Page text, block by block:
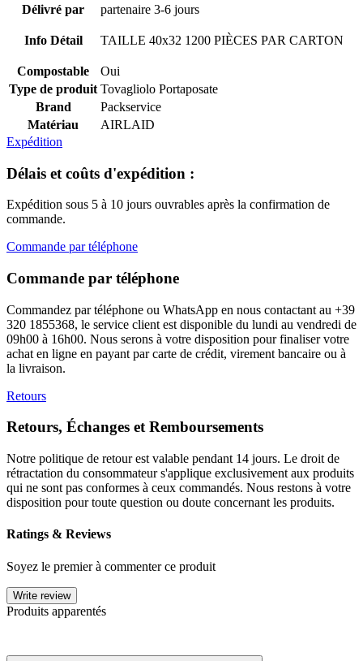
Délivré par
partenaire 3-6 jours
Info Détail TAILLE 40x32 1200 PIÈCES PAR CARTON
Compostable
Oui
Type de produit Tovagliolo Portaposate
Brand
Packservice
Matériau
AIRLAID
Expédition
Délais et coûts d'expédition :
Expédition sous 5 à 10 jours ouvrables après la confirmation de
commande.
Commande par téléphone
Commande par téléphone
Commandez par téléphone ou WhatsApp en nous contactant au +39
320 1855368, le service client est disponible du lundi au vendredi de
09h00 à 16h00. Nous serons à votre disposition pour finaliser votre
achat en ligne en payant par carte de crédit, virement bancaire ou à
la livraison.
Retours
Retours, Échanges et Remboursements
Notre politique de retour est valable pendant 14 jours. Le droit de
rétractation du consommateur s'applique exclusivement aux produits
qui ne sont pas conformes à ceux commandés. Nous restons à votre
disposition pour toute question ou doute concernant les produits.
Ratings & Reviews
Soyez le premier à commenter ce produit
Write review
Produits apparentés